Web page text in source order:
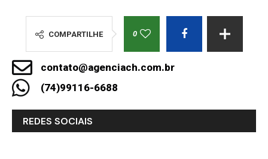
COMPARTILHE 0
contato@agenciach.com.br
(74)99116-6688
REDES SOCIAIS